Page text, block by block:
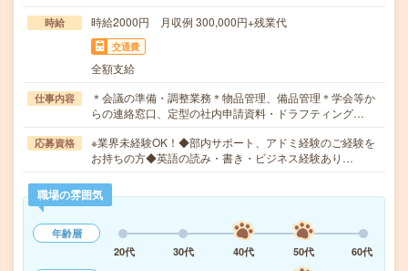
時給 時給2000円 月収例 300,000円+残業代
交通費
全額支給
仕事内容
＊会議の準備・調整業務＊物品管理、備品管理＊学会等か
らの連絡窓口、定型の社内申請資料・ドラフティング…
応募資格
※業界未経験OK！◆部内サポート、アドミ経験のご経験を
お持ちの方◆英語の読み・書き・ビジネス経験あり…
職場の雰囲気
年齢層
20代
30代 40代 50代
60代